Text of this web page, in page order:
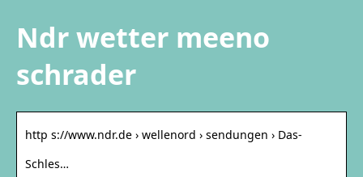
Ndr wetter meeno
schrader
http s://www.ndr.de › wellenord › sendungen › Das-
Schles…